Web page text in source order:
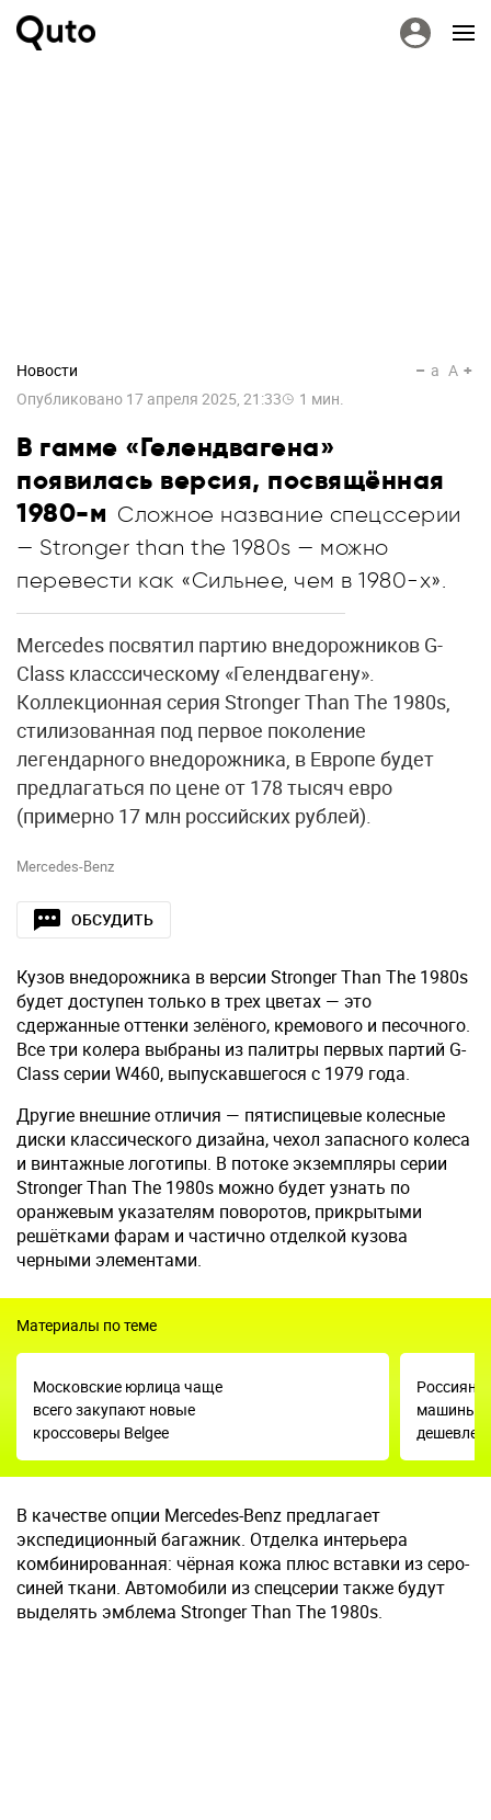
Новости
Опубликовано 17 апреля 2025, 21:33 1 мин.
a A
В гамме «Гелендвагена»
появилась версия, посвящённая
1980-м Сложное название спецссерии
— Stronger than the 1980s — можно
перевести как «Сильнее, чем в 1980-х».
Mercedes посвятил партию внедорожников G-
Class класссическому «Гелендвагену».
Коллекционная серия Stronger Than The 1980s,
стилизованная под первое поколение
легендарного внедорожника, в Европе будет
предлагаться по цене от 178 тысяч евро
(примерно 17 млн российских рублей).
Mercedes-Benz
ОБСУДИТЬ
Кузов внедорожника в версии Stronger Than The 1980s
будет доступен только в трех цветах — это
сдержанные оттенки зелёного, кремового и песочного.
Все три колера выбраны из палитры первых партий G-
Class серии W460, выпускавшегося с 1979 года.
Другие внешние отличия — пятиспицевые колесные
диски классического дизайна, чехол запасного колеса
и винтажные логотипы. В потоке экземпляры серии
Stronger Than The 1980s можно будет узнать по
оранжевым указателям поворотов, прикрытыми
решётками фарам и частично отделкой кузова
черными элементами.
Материалы по теме
Московские юрлица чаще
всего закупают новые
кроссоверы Belgee
машины
дешевле
В качестве опции Mercedes-Benz предлагает
экспедиционный багажник. Отделка интерьера
комбинированная: чёрная кожа плюс вставки из серо-
синей ткани. Автомобили из спецсерии также будут
выделять эмблема Stronger Than The 1980s.